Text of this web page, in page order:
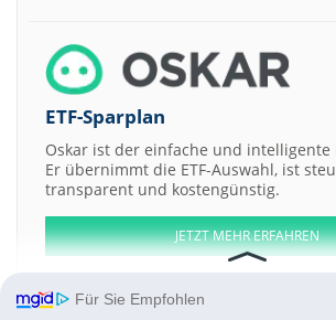
ETF-Sparplan
Oskar ist der einfache und intelligente
Er übernimmt die ETF-Auswahl, ist
transparent und kostengünstig.
JETZT MEHR ERFAHREN
Für Sie Empfohlen